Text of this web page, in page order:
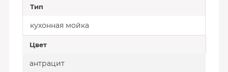
Тип
кухонная мойка
Цвет
антрацит